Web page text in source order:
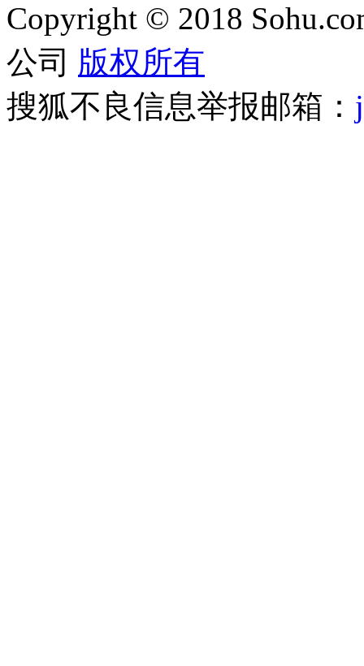
Copyright © 2018
公司 版权所有
搜狐不良信息举报邮箱：